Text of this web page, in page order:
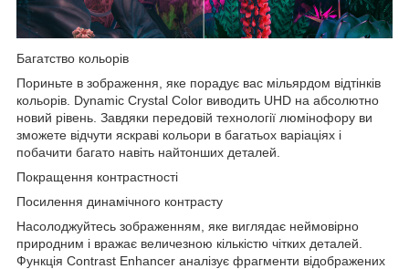
Багатство кольорів
Пориньте в зображення, яке порадує вас мільярдом відтінків
кольорів. Dynamic Crystal Color виводить UHD на абсолютно
новий рівень. Завдяки передовій технології люмінофору ви
зможете відчути яскраві кольори в багатьох варіаціях і
побачити багато навіть найтонших деталей.
Покращення контрастності
Посилення динамічного контрасту
Насолоджуйтесь зображенням, яке виглядає неймовірно
природним і вражає величезною кількістю чітких деталей.
Функція Contrast Enhancer аналізує фрагменти відображених